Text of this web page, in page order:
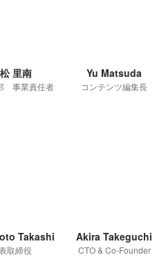
里南
事業責任者
Yu Matsuda
コンテンツ編集長
Takashi
取締役
Akira Takeguchi
CTO & Co-Founder